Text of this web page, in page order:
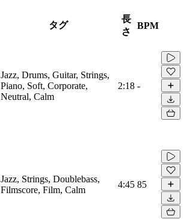
タグ
長
さ
BPM
Jazz, Drums, Guitar, Strings,
Piano, Soft, Corporate,
Neutral, Calm
2:18 -
Jazz, Strings, Doublebass,
Filmscore, Film, Calm
4:45 85